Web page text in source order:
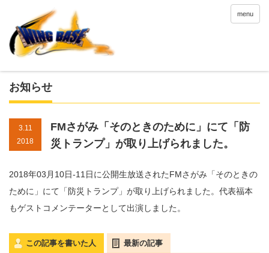
menu
お知らせ
3.11
2018
FMさがみ「そのときのために」にて「防
災トランプ」が取り上げられました。
2018年03月10日-11日に公開生放送されたFMさがみ「そのときの
ために」にて「防災トランプ」が取り上げられました。代表福本
もゲストコメンテーターとして出演しました。
この記事を書いた人 最新の記事